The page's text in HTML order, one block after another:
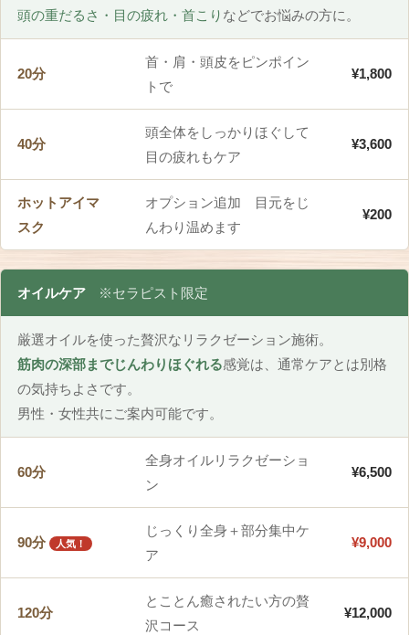
頭の重だるさ・目の疲れ・首こり などでお悩みの方に。
20分
首・肩・頭皮をピンポイン
トで
¥1,800
40分
頭全体をしっかりほぐして
目の疲れもケア
¥3,600
ホットアイマ
スク
オプション追加 目元をじ
んわり温めます
¥200
オイルケア ※セラピスト限定
厳選オイルを使った贅沢なリラクゼーション施術。
筋肉の深部までじんわりほぐれる感覚は、通常ケアとは別格
の気持ちよさです。
男性・女性共にご案内可能です。
60分
全身オイルリラクゼーショ
ン
¥6,500
90分 人気！
じっくり全身＋部分集中ケ
ア
¥9,000
120分
とことん癒されたい方の贅
沢コース
¥12,000